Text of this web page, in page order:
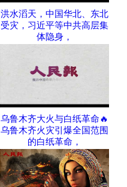
洪水滔天，中国华北、东北
受灾，习近平等中共高层集
体隐身，
乌鲁木齐大火与白纸革命🔥
乌鲁木齐火灾引爆全国范围
的白纸革命，